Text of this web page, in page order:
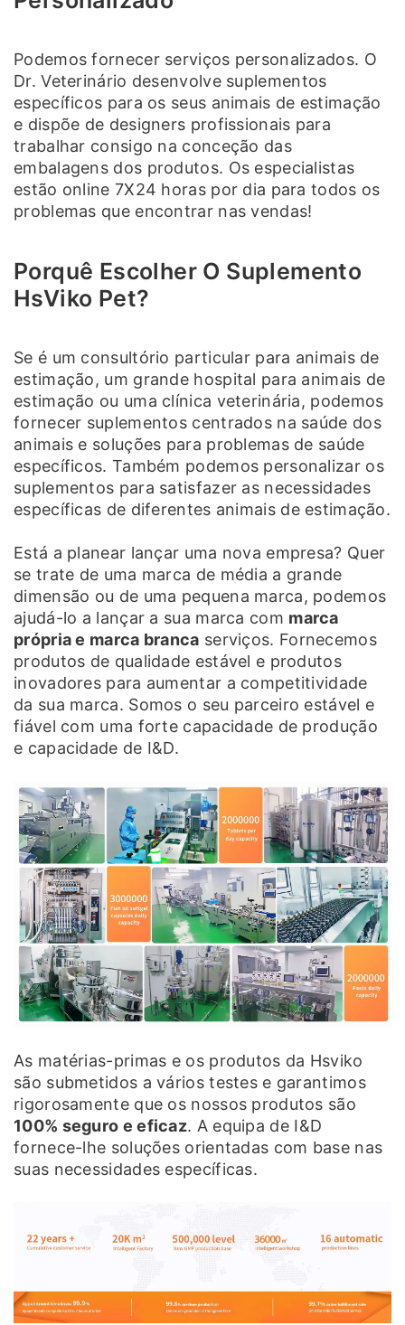
Podemos fornecer serviços personalizados. O
Dr. Veterinário desenvolve suplementos
específicos para os seus animais de estimação
e dispõe de designers profissionais para
trabalhar consigo na conceção das
embalagens dos produtos. Os especialistas
estão online 7X24 horas por dia para todos os
problemas que encontrar nas vendas!
Porquê Escolher O Suplemento
HsViko Pet?
Se é um consultório particular para animais de
estimação, um grande hospital para animais de
estimação ou uma clínica veterinária, podemos
fornecer suplementos centrados na saúde dos
animais e soluções para problemas de saúde
específicos. Também podemos personalizar os
suplementos para satisfazer as necessidades
específicas de diferentes animais de estimação.
Está a planear lançar uma nova empresa? Quer
se trate de uma marca de média a grande
dimensão ou de uma pequena marca, podemos
ajudá-lo a lançar a sua marca com marca
própria e marca branca serviços. Fornecemos
produtos de qualidade estável e produtos
inovadores para aumentar a competitividade
da sua marca. Somos o seu parceiro estável e
fiável com uma forte capacidade de produção
e capacidade de I&D.
As matérias-primas e os produtos da Hsviko
são submetidos a vários testes e garantimos
rigorosamente que os nossos produtos são
100% seguro e eficaz. A equipa de I&D
fornece-lhe soluções orientadas com base nas
suas necessidades específicas.